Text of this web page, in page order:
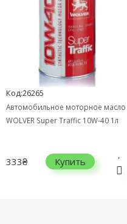
Код:26265
Автомобильное моторное масло
WOLVER Super Traffic 10W-40 1л
333₴ Купить